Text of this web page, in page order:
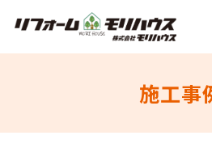
施工事